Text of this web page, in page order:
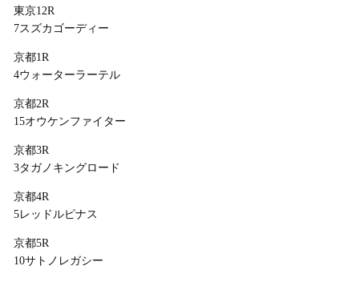
東京12R
7スズカゴーディー
京都1R
4ウォーターラーテル
京都2R
15オウケンファイター
京都3R
3タガノキングロード
京都4R
5レッドルピナス
京都5R
10サトノレガシー